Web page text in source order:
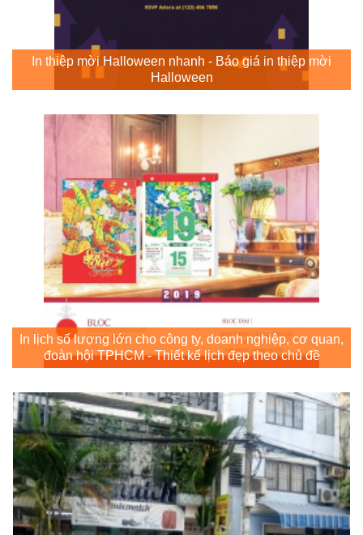
In thiệp mời Halloween nhanh - Báo giá in thiệp mời
Halloween
In lịch số lượng lớn cho công ty, doanh nghiệp, cơ quan,
đoàn hội TPHCM - Thiết kế lịch đẹp theo chủ đề